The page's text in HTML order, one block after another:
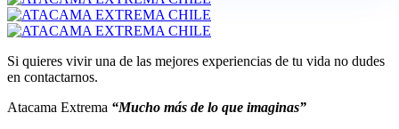
Si quieres vivir una de las mejores experiencias de tu vida no dudes
en contactarnos.
Atacama Extrema “Mucho más de lo que imaginas”